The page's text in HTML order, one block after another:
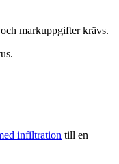
markuppgifter krävs.
infiltration till en